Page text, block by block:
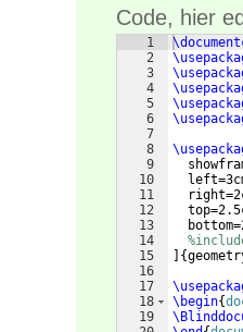
Code, hier
1
2
3
4
5
6
7
8
9
10
11
12
13
14
15
16
17
18
19
{
\begin{